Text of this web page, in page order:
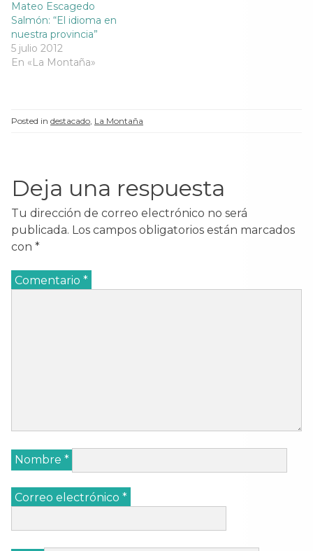
Mateo Escagedo
Salmón: “El idioma en
nuestra provincia”
5 julio 2012
En «La Montaña»
Posted in destacado La Montaña
Deja una respuesta
Tu dirección de correo electrónico no será
publicada. Los campos obligatorios están marcados
con *
Comentario *
Nombre *
Correo electrónico *